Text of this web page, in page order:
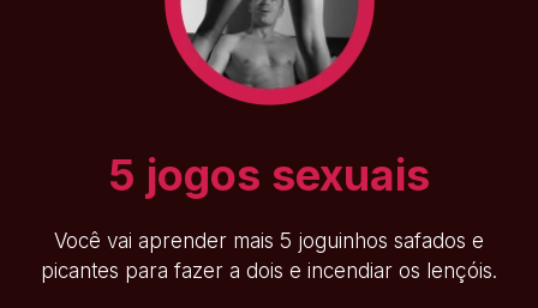
5 jogos sexuais
Você vai aprender mais 5 joguinhos safados e
picantes para fazer a dois e incendiar os lençóis.